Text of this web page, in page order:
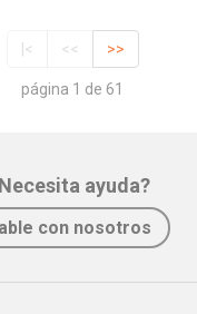
|< << >>
página 1 de 61
ayuda?
con nosotros